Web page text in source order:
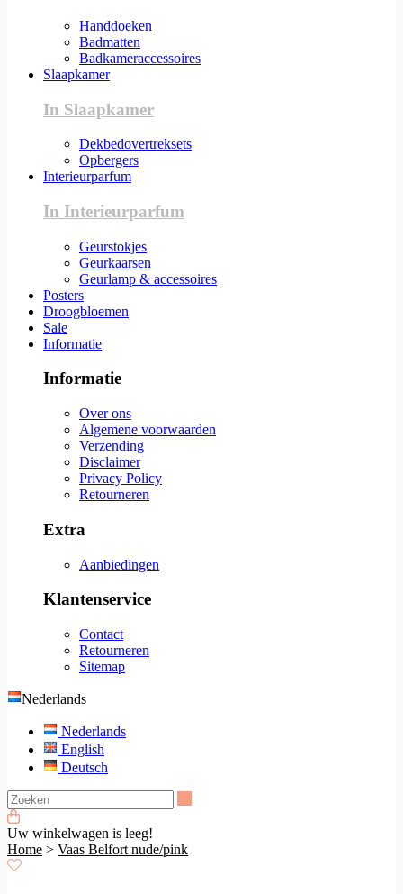
Handdoeken
Badmatten
Badkameraccessoires
Slaapkamer
In Slaapkamer
Dekbedovertreksets
Opbergers
Interieurparfum
In Interieurparfum
Geurstokjes
Geurkaarsen
Geurlamp & accessoires
Posters
Droogbloemen
Sale
Informatie
Informatie
Over ons
Algemene voorwaarden
Verzending
Disclaimer
Privacy Policy
Retourneren
Extra
Aanbiedingen
Klantenservice
Contact
Retourneren
Sitemap
Nederlands
Nederlands
English
Deutsch
Uw winkelwagen is leeg!
Home > Vaas Belfort nude/pink